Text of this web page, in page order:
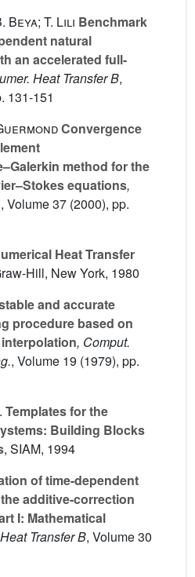
Beya; T. Lili Benchmark
natural
an accelerated full-
Heat Transfer B,
131-151
Convergence
method for the
equations,
, Volume 37 (2000), pp.
Heat Transfer
Hill, New York, 1980
and accurate
procedure based on
, Comput.
, Volume 19 (1979), pp.
Templates for the
Building Blocks
, SIAM, 1994
of time-dependent
additive-correction
I: Mathematical
Transfer B, Volume 30